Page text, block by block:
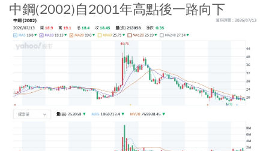
中鋼(2002)自2001年高點後一路向下